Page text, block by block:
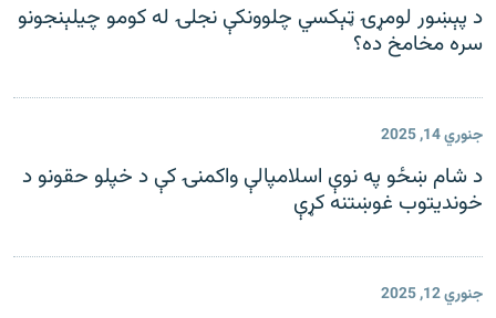
د پېښور لومړۍ ټېکسي چلوونکې نجلۍ له کومو چیلېنجونو
سره مخامخ ده؟
جنوري 14, 2025
د شام ښځو په نوې اسلامپالې واکمنۍ کې د خپلو حقونو د
خوندیتوب غوښتنه کړې
جنوري 12, 2025